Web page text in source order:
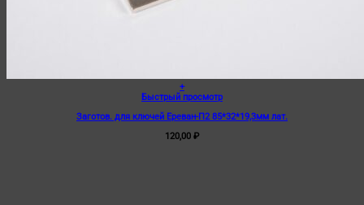
+
Быстрый просмотр
Заготов. для ключей Ереван-П2 85*32*19,3мм лат.
120,00 ₽